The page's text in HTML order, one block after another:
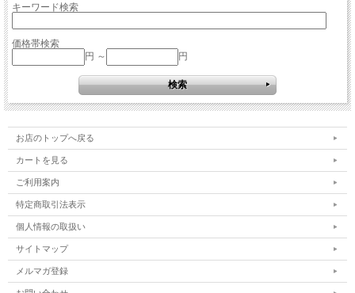
キーワード検索
価格帯検索
円 ～
円
お店のトップへ戻る
カートを見る
ご利用案内
特定商取引法表示
個人情報の取扱い
サイトマップ
メルマガ登録